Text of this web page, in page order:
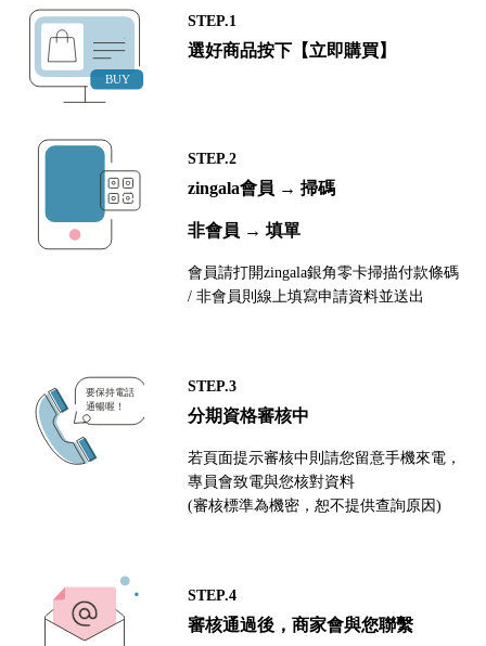
STEP.1
選好商品按下【立即購買】
STEP.2
zingala會員 → 掃碼
非會員 → 填單
會員請打開zingala銀角零卡掃描付款條碼
/ 非會員則線上填寫申請資料並送出
STEP.3
分期資格審核中
若頁面提示審核中則請您留意手機來電，
專員會致電與您核對資料
(審核標準為機密，恕不提供查詢原因)
STEP.4
審核通過後，商家會與您聯繫